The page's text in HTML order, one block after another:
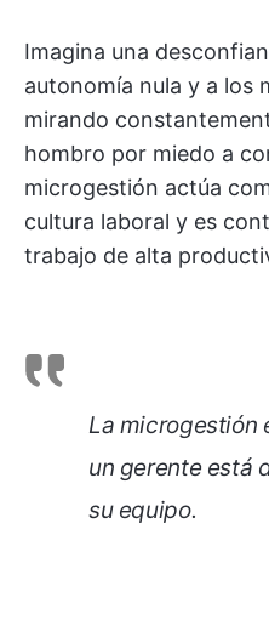
Imagina una
autonomía nula y a los
mirando
hombro por miedo a
microgestión actúa
cultura laboral y es
trabajo de alta
La microgestión
un gerente está
su equipo.